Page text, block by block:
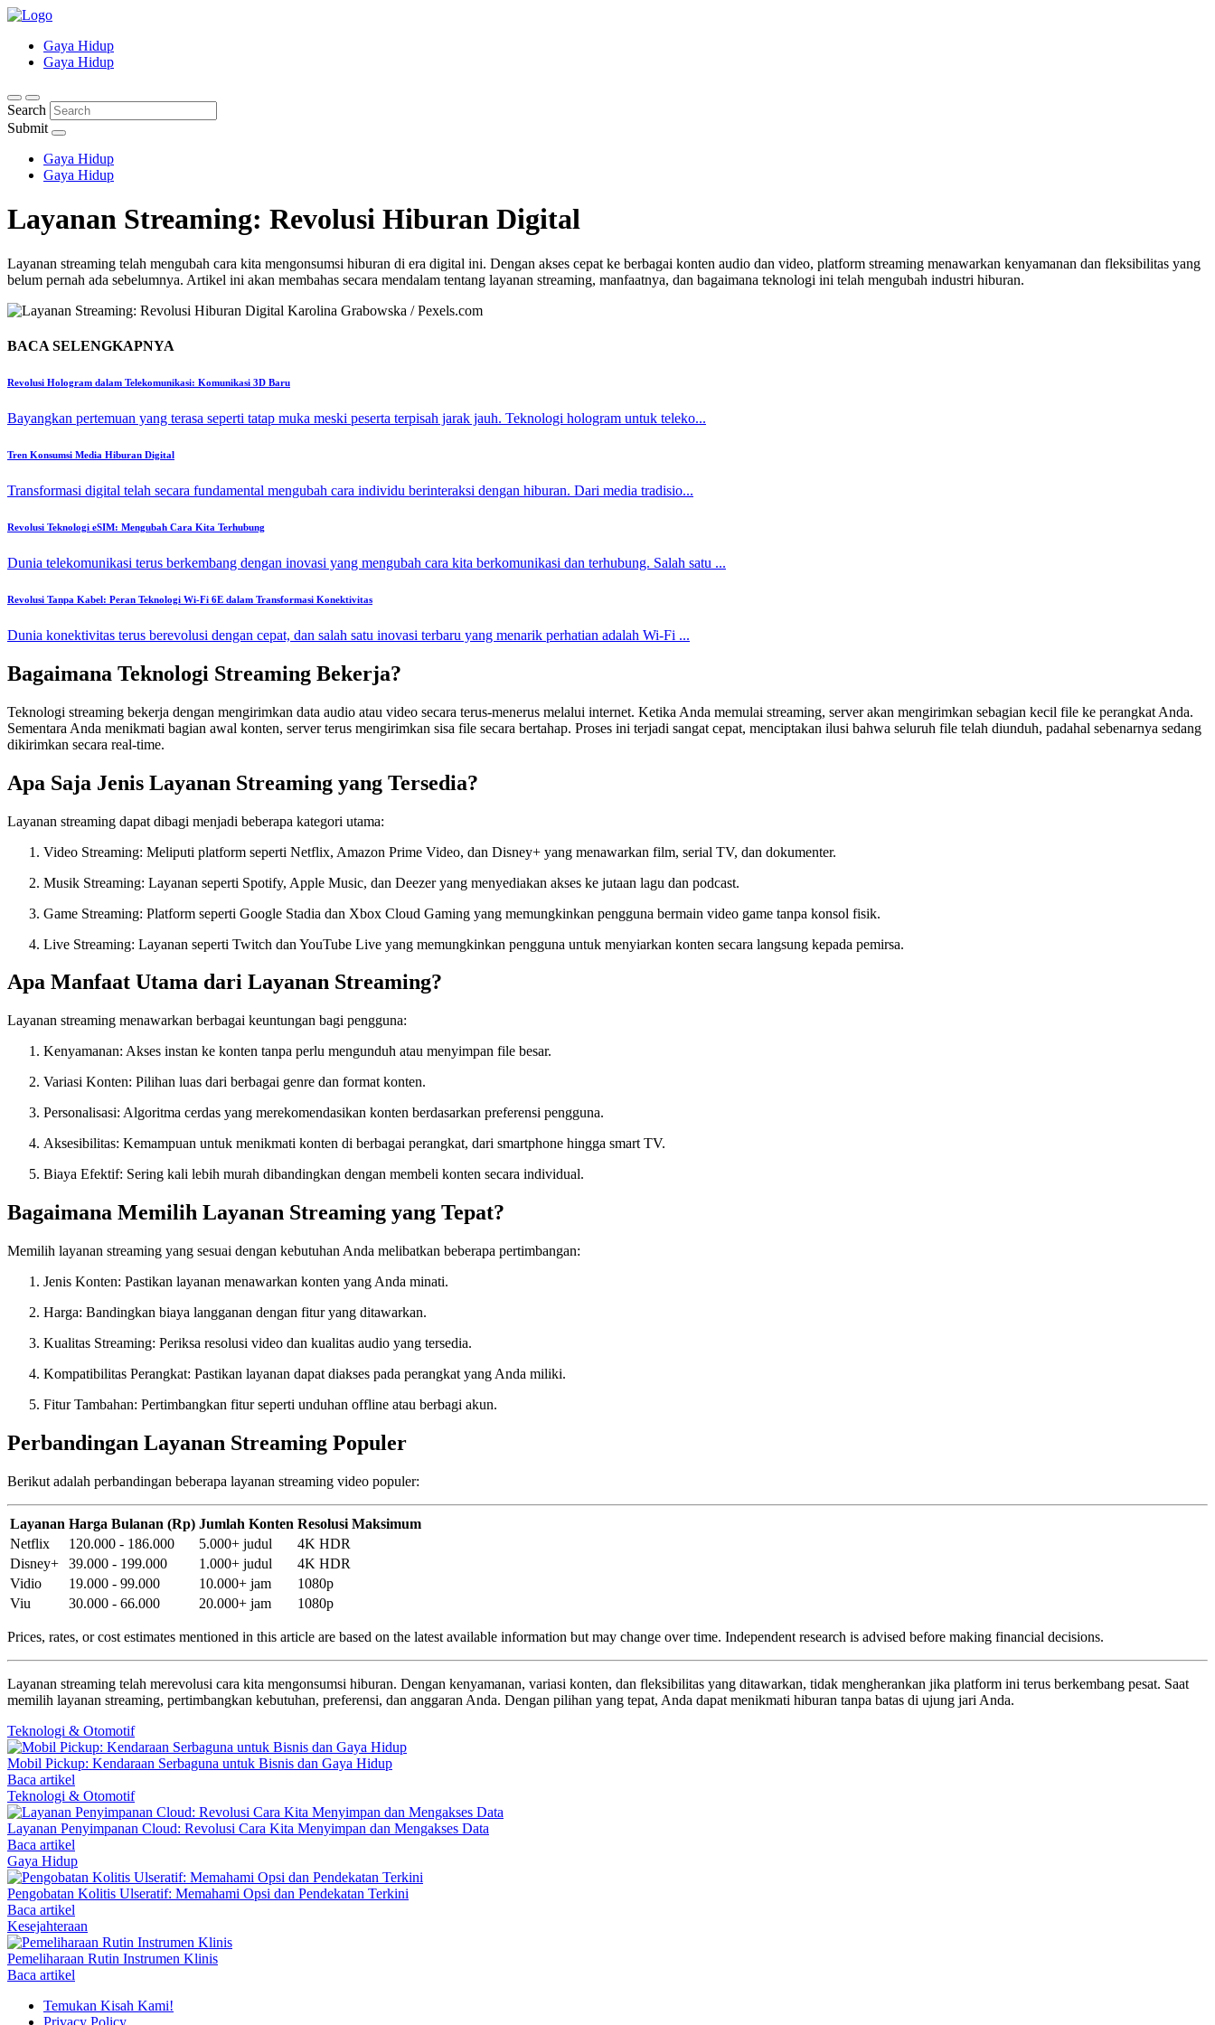
Gaya Hidup
Gaya Hidup
Search
Submit
Gaya Hidup
Gaya Hidup
Layanan Streaming: Revolusi Hiburan Digital
Layanan streaming telah mengubah cara kita mengonsumsi hiburan di era digital ini. Dengan akses cepat ke berbagai konten audio dan video, platform streaming menawarkan kenyamanan dan fleksibilitas yang
belum pernah ada sebelumnya. Artikel ini akan membahas secara mendalam tentang layanan streaming, manfaatnya, dan bagaimana teknologi ini telah mengubah industri hiburan.
Karolina Grabowska / Pexels.com
BACA SELENGKAPNYA
Revolusi Hologram dalam Telekomunikasi: Komunikasi 3D Baru
Bayangkan pertemuan yang terasa seperti tatap muka meski peserta terpisah jarak jauh. Teknologi hologram untuk teleko...
Tren Konsumsi Media Hiburan Digital
Transformasi digital telah secara fundamental mengubah cara individu berinteraksi dengan hiburan. Dari media tradisio...
Revolusi Teknologi eSIM: Mengubah Cara Kita Terhubung
Dunia telekomunikasi terus berkembang dengan inovasi yang mengubah cara kita berkomunikasi dan terhubung. Salah satu ...
Revolusi Tanpa Kabel: Peran Teknologi Wi-Fi 6E dalam Transformasi Konektivitas
Dunia konektivitas terus berevolusi dengan cepat, dan salah satu inovasi terbaru yang menarik perhatian adalah Wi-Fi ...
Bagaimana Teknologi Streaming Bekerja?
Teknologi streaming bekerja dengan mengirimkan data audio atau video secara terus-menerus melalui internet. Ketika Anda memulai streaming, server akan mengirimkan sebagian kecil file ke perangkat Anda.
Sementara Anda menikmati bagian awal konten, server terus mengirimkan sisa file secara bertahap. Proses ini terjadi sangat cepat, menciptakan ilusi bahwa seluruh file telah diunduh, padahal sebenarnya sedang
dikirimkan secara real-time.
Apa Saja Jenis Layanan Streaming yang Tersedia?
Layanan streaming dapat dibagi menjadi beberapa kategori utama:
Video Streaming: Meliputi platform seperti Netflix, Amazon Prime Video, dan Disney+ yang menawarkan film, serial TV, dan dokumenter.
Musik Streaming: Layanan seperti Spotify, Apple Music, dan Deezer yang menyediakan akses ke jutaan lagu dan podcast.
Game Streaming: Platform seperti Google Stadia dan Xbox Cloud Gaming yang memungkinkan pengguna bermain video game tanpa konsol fisik.
Live Streaming: Layanan seperti Twitch dan YouTube Live yang memungkinkan pengguna untuk menyiarkan konten secara langsung kepada pemirsa.
Apa Manfaat Utama dari Layanan Streaming?
Layanan streaming menawarkan berbagai keuntungan bagi pengguna:
Kenyamanan: Akses instan ke konten tanpa perlu mengunduh atau menyimpan file besar.
Variasi Konten: Pilihan luas dari berbagai genre dan format konten.
Personalisasi: Algoritma cerdas yang merekomendasikan konten berdasarkan preferensi pengguna.
Aksesibilitas: Kemampuan untuk menikmati konten di berbagai perangkat, dari smartphone hingga smart TV.
Biaya Efektif: Sering kali lebih murah dibandingkan dengan membeli konten secara individual.
Bagaimana Memilih Layanan Streaming yang Tepat?
Memilih layanan streaming yang sesuai dengan kebutuhan Anda melibatkan beberapa pertimbangan:
Jenis Konten: Pastikan layanan menawarkan konten yang Anda minati.
Harga: Bandingkan biaya langganan dengan fitur yang ditawarkan.
Kualitas Streaming: Periksa resolusi video dan kualitas audio yang tersedia.
Kompatibilitas Perangkat: Pastikan layanan dapat diakses pada perangkat yang Anda miliki.
Fitur Tambahan: Pertimbangkan fitur seperti unduhan offline atau berbagi akun.
Perbandingan Layanan Streaming Populer
Berikut adalah perbandingan beberapa layanan streaming video populer:
Layanan Harga Bulanan (Rp) Jumlah Konten Resolusi Maksimum
Netflix
120.000 - 186.000 5.000+ judul
4K HDR
Disney+
39.000 - 199.000 1.000+ judul
4K HDR
Vidio
19.000 - 99.000 10.000+ jam
1080p
Viu
30.000 - 66.000 20.000+ jam 1080p
Prices, rates, or cost estimates mentioned in this article are based on the latest available information but may change over time. Independent research is advised before making financial decisions.
Layanan streaming telah merevolusi cara kita mengonsumsi hiburan. Dengan kenyamanan, variasi konten, dan fleksibilitas yang ditawarkan, tidak mengherankan jika platform ini terus berkembang pesat. Saat
memilih layanan streaming, pertimbangkan kebutuhan, preferensi, dan anggaran Anda. Dengan pilihan yang tepat, Anda dapat menikmati hiburan tanpa batas di ujung jari Anda.
Teknologi & Otomotif
Mobil Pickup: Kendaraan Serbaguna untuk Bisnis dan Gaya Hidup
Baca artikel
Teknologi & Otomotif
Layanan Penyimpanan Cloud: Revolusi Cara Kita Menyimpan dan Mengakses Data
Baca artikel
Gaya Hidup
Pengobatan Kolitis Ulseratif: Memahami Opsi dan Pendekatan Terkini
Baca artikel
Kesejahteraan
Pemeliharaan Rutin Instrumen Klinis
Baca artikel
Temukan Kisah Kami!
Privacy Policy